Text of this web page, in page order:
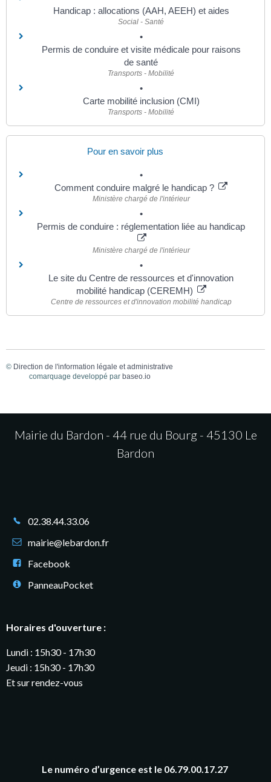
Handicap : allocations (AAH, AEEH) et aides
Social - Santé
Permis de conduire et visite médicale pour raisons
de santé
Transports - Mobilité
Carte mobilité inclusion (CMI)
Transports - Mobilité
Pour en savoir plus
Comment conduire malgré le handicap ?
Ministère chargé de l'intérieur
Permis de conduire : réglementation liée au handicap
Ministère chargé de l'intérieur
Le site du Centre de ressources et d'innovation
mobilité handicap (CEREMH)
Centre de ressources et d'innovation mobilité handicap
© Direction de l'information légale et administrative
comarquage developpé par baseo.io
Mairie du Bardon - 44 rue du Bourg - 45130 Le
Bardon
02.38.44.33.06
mairie@lebardon.fr
Facebook
PanneauPocket
Horaires d'ouverture :
Lundi : 15h30 - 17h30
Jeudi : 15h30 - 17h30
Et sur rendez-vous
Le numéro d’urgence est le 06.79.00.17.27